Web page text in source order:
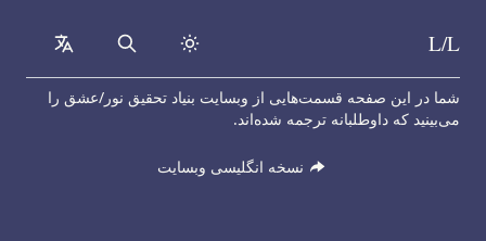
Skip to content
L/L
Search
شما در این صفحه قسمت‌هایی از وبسایت بنیاد تحقیق نور/عشق را
می‌بینید که داوطلبانه ترجمه شده‌اند.
نسخه انگلیسی وبسایت